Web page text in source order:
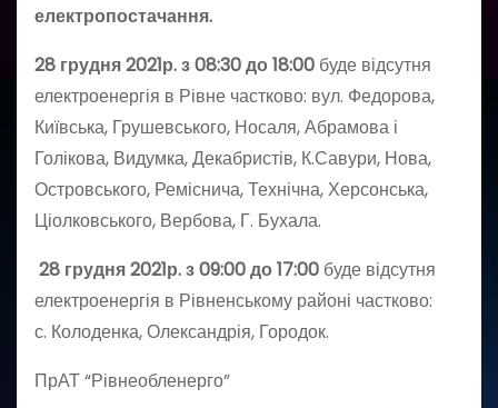
електропостачання.
28 грудня 2021р. з 08:30 до 18:00 буде відсутня
електроенергія в Рівне частково: вул. Федорова,
Київська, Грушевського, Носаля, Абрамова і
Голікова, Видумка, Декабристів, К.Савури, Нова,
Островського, Реміснича, Технічна, Херсонська,
Ціолковського, Вербова, Г. Бухала.
28 грудня 2021р. з 09:00 до 17:00 буде відсутня
електроенергія в Рівненському районі частково:
с. Колоденка, Олександрія, Городок.
ПрАТ “Рівнеобленерго”